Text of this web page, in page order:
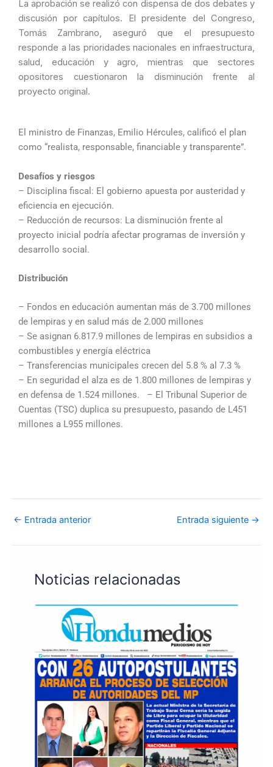
La aprobación se realizó con dispensa de dos debates y
discusión por capítulos. El presidente del Congreso,
Tomás Zambrano, aseguró que el presupuesto
responde a las prioridades nacionales en infraestructura,
salud, educación y agro, mientras que sectores
opositores cuestionaron la disminución frente al
proyecto original.
El ministro de Finanzas, Emilio Hércules, calificó el plan
como “realista, responsable, financiable y transparente”.
Desafíos y riesgos
– Disciplina fiscal: El gobierno apuesta por austeridad y
eficiencia en ejecución.
– Reducción de recursos: La disminución frente al
proyecto inicial podría afectar programas de inversión y
desarrollo social.
Distribución
– Fondos en educación aumentan más de 3.700 millones
de lempiras y en salud más de 2.000 millones
– Se asignan 6.817.9 millones de lempiras en subsidios a
combustibles y energía eléctrica
– Transferencias municipales crecen del 5.8 % al 7.3 %
– En seguridad el alza es de 1.800 millones de lempiras y
en defensa de 1.524 millones. – El Tribunal Superior de
Cuentas (TSC) duplica su presupuesto, pasando de L451
millones a L955 millones.
← Entrada anterior Entrada siguiente →
Noticias relacionadas